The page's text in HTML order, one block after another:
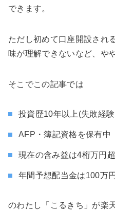
できます。
ただし初めて口座開設され
味が理解できないなど、や
そこでこの記事では
投資歴10年以上(失敗経
AFP・簿記資格を保有中
現在の含み益は4桁万円超
年間予想配当金は100万
のわたし「こるきち」が楽